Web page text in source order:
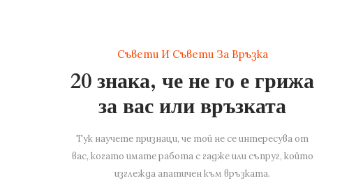
Съвети И Съвети За Връзка
20 знака, че не го е грижа
за вас или връзката
Тук научете признаци, че той не се интересува от
вас, когато имате работа с гадже или съпруг, който
изглежда апатичен към връзката.